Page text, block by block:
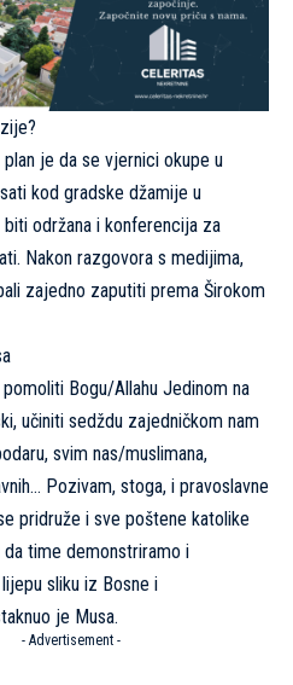
plan je da se vjernici okupe u
kod gradske džamije u
održana i konferencija za
Nakon razgovora s medijima,
zajedno zaputiti prema Širokom
Bogu/Allahu Jedinom na
učiniti sedždu zajedničkom nam
svim nas/muslimana,
Pozivam, stoga, i pravoslavne
pridruže i sve poštene katolike
da time demonstriramo i
sliku iz Bosne i
je Musa.
- Advertisement -